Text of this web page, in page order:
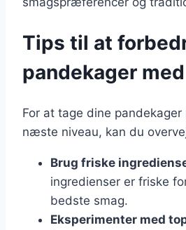
Tips til at
pandekager
For at tage dine
næste niveau, kan du
Brug friske
ingredienser er friske
bedste smag.
Eksperimenter med